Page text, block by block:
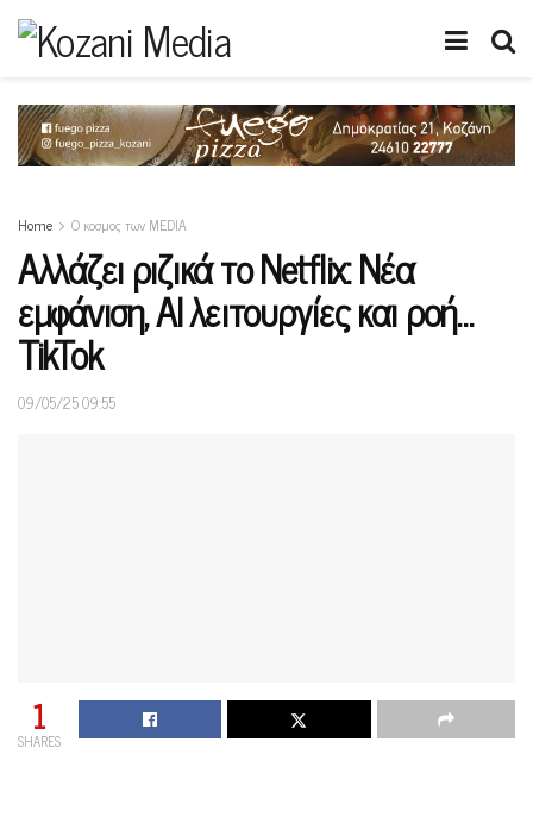
Home Ο κοσμος των MEDIA
Αλλάζει ριζικά το Netflix: Νέα
εμφάνιση, AI λειτουργίες και ροή…
TikTok
09/05/25 09:55
1
SHARES